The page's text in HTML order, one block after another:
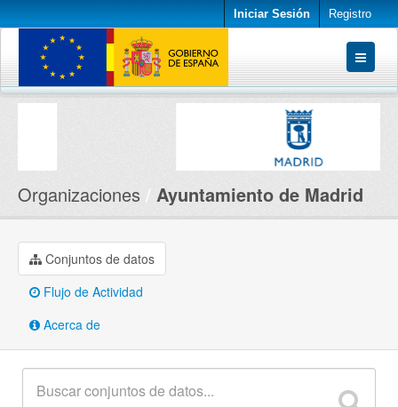
Iniciar Sesión Registro
Conjuntos de datos
Organizaciones Ayuntamiento de Madrid
Conjuntos de datos
Flujo de Actividad
Acerca de